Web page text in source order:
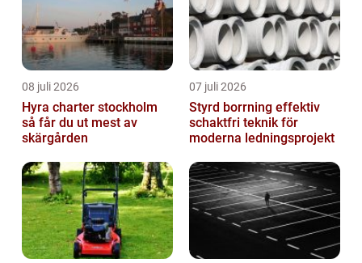
08 juli 2026
Hyra charter stockholm
så får du ut mest av
skärgården
07 juli 2026
Styrd borrning effektiv
schaktfri teknik för
moderna ledningsprojekt